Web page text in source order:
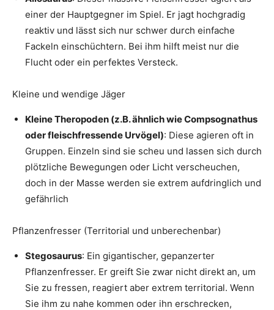
einer der Hauptgegner im Spiel. Er jagt hochgradig
reaktiv und lässt sich nur schwer durch einfache
Fackeln einschüchtern. Bei ihm hilft meist nur die
Flucht oder ein perfektes Versteck.
Kleine und wendige Jäger
Kleine Theropoden (z.B. ähnlich wie Compsognathus
oder fleischfressende Urvögel): Diese agieren oft in
Gruppen. Einzeln sind sie scheu und lassen sich durch
plötzliche Bewegungen oder Licht verscheuchen,
doch in der Masse werden sie extrem aufdringlich und
gefährlich
Pflanzenfresser (Territorial und unberechenbar)
Stegosaurus: Ein gigantischer, gepanzerter
Pflanzenfresser. Er greift Sie zwar nicht direkt an, um
Sie zu fressen, reagiert aber extrem territorial. Wenn
Sie ihm zu nahe kommen oder ihn erschrecken,